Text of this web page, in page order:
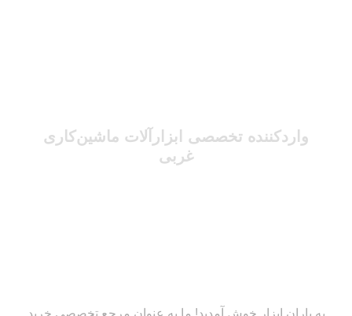
واردکننده تخصصی ابزارآلات ماشین‌کاری
غربی